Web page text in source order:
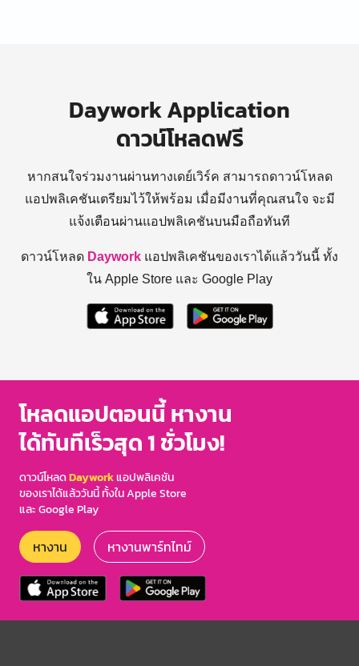
Daywork Application
ดาวน์โหลดฟรี
หากสนใจร่วมงานผ่านทางเดย์เวิร์ค สามารถดาวน์โหลด
แอปพลิเคชันเตรียมไว้ให้พร้อม เมื่อมีงานที่คุณสนใจ จะมี
แจ้งเตือนผ่านแอปพลิเคชันบนมือถือทันที
ดาวน์โหลด Daywork แอปพลิเคชันของเราได้แล้ววันนี้ ทั้ง
ใน Apple Store และ Google Play
โหลดแอปตอนนี้ หางาน
ได้ทันทีเร็วสุด 1 ชั่วโมง!
ดาวน์โหลดDayworkแอปพลิเคชัน
ของเราได้แล้ววันนี้ ทั้งใน Apple Store
และ Google Play
หางาน หางานพาร์ทไทม์